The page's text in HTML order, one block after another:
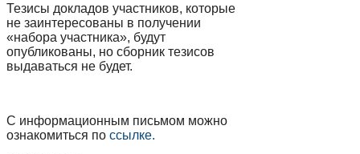
Тезисы докладов участников, которые
не заинтересованы в получении
«набора участника», будут
опубликованы, но сборник тезисов
выдаваться не будет.
С информационным письмом можно
ознакомиться по ссылке.